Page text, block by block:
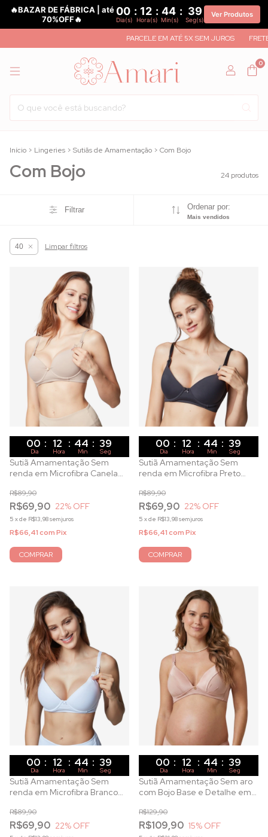
🔥BAZAR DE FÁBRICA | até
70%OFF🔥
00 : 12 : 44 : 37
Dia(s) Hora(s) Min(s) Seg(s)
Ver Produtos
PARCELE EM ATÉ 5X SEM JUROS FRETE GRÁTIS
0
Início > Lingeries > Sutiãs de Amamentação > Com Bojo
Com Bojo 24 produtos
Filtrar Ordenar por:
Mais vendidos
40 Limpar filtros
00 : 12 : 44 : 37
Dia Hora Min Seg
Sutiã Amamentação Sem
renda em Microfibra Canela
R$69,90
R$89,90
22% OFF
5 xde R$13,98sem juros
R$66,41comPix
COMPRAR
00 : 12 : 44 : 37
Dia Hora Min Seg
Sutiã Amamentação Sem
renda em Microfibra Preto
R$69,90
R$89,90
22% OFF
5 xde R$13,98sem juros
R$66,41comPix
COMPRAR
00 : 12 : 44 : 37
Dia Hora Min Seg
Sutiã Amamentação Sem
renda em Microfibra Branco
R$69,90
R$89,90
22% OFF
00 : 12 : 44 : 37
Dia Hora Min Seg
Sutiã Amamentação Sem aro
com Bojo Base e Detalhe em
R$109,90
R$129,90
15% OFF